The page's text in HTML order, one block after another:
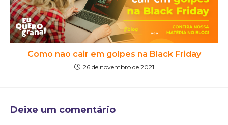
Como não cair em golpes na Black Friday
26 de novembro de 2021
Deixe um comentário